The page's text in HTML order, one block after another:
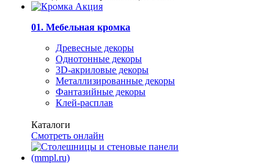
01. Мебельная кромка
Древесные декоры
Однотонные декоры
3D-акриловые декоры
Металлизированные декоры
Фантазийные декоры
Клей-расплав
Каталоги
Смотреть онлайн